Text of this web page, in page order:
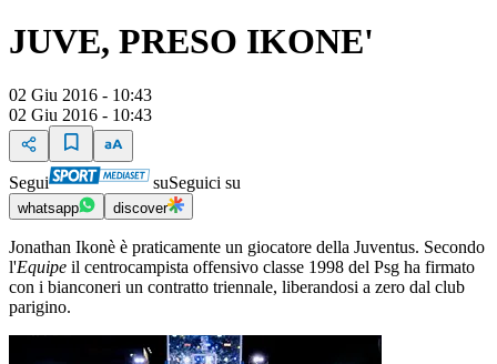
JUVE, PRESO IKONE'
02 Giu 2016 - 10:43
02 Giu 2016 - 10:43
Segui suSeguici su
whatsapp discover
Jonathan Ikonè è praticamente un giocatore della Juventus. Secondo
l'Equipe il centrocampista offensivo classe 1998 del Psg ha firmato
con i bianconeri un contratto triennale, liberandosi a zero dal club
parigino.